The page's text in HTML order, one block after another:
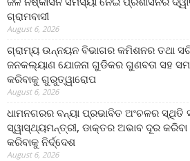
ଗ୍ରାମବାସୀ
August 6, 2026
ଗ୍ରାମ୍ୟ ଉନ୍ନୟନ ବିଭାଗର କମିଶନର ତଥା
ଜନକଲ୍ୟାଣ ଯୋଜନା ଗୁଡିକର ଗୁଣବତା ସହ
କରିବାକୁ ଗୁରୁତ୍ୱାରୋପ
August 6, 2026
ଧାମନଗରର ବନ୍ୟା ପ୍ରଭାବିତ ଅଂଚଳର ସ୍ଥିତି
ସ୍ୱାସ୍ଥ୍ୟମନ୍ତ୍ରୀ, ଡାକ୍ତର ଅଭାବ ଦୂର କରିବା
କରିବାକୁ ନିର୍ଦ୍ଦେଶ
August 6, 2026